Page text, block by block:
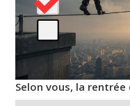
Selon vous, la